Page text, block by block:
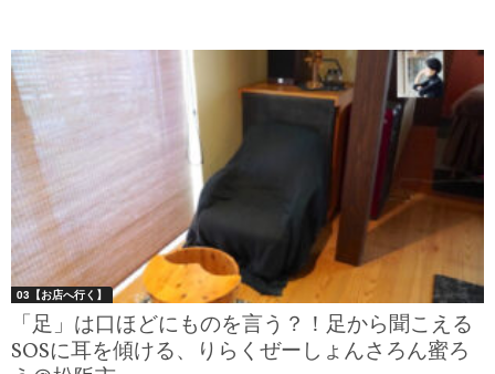
03【お店へ行く】
「足」は口ほどにものを言う？！足から聞こえる
SOSに耳を傾ける、りらくぜーしょんさろん蜜ろ